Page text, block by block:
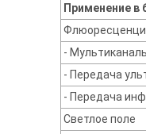
Применение в
-
- Передача
- Передача
Светлое поле